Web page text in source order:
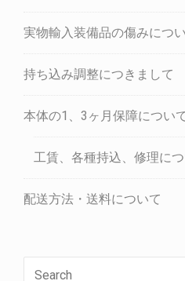
実物輸入装備品の傷みにつ
持ち込み調整につきまして
本体の1、3ヶ月保障につい
工賃、各種持込、修理に
配送方法・送料について